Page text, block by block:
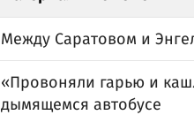
Между Саратовом и
«Провоняли гарью и
дымящемся автобусе